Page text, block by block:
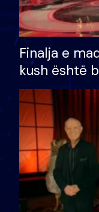
Finalja e
kush është
shtëpinë
të fituar